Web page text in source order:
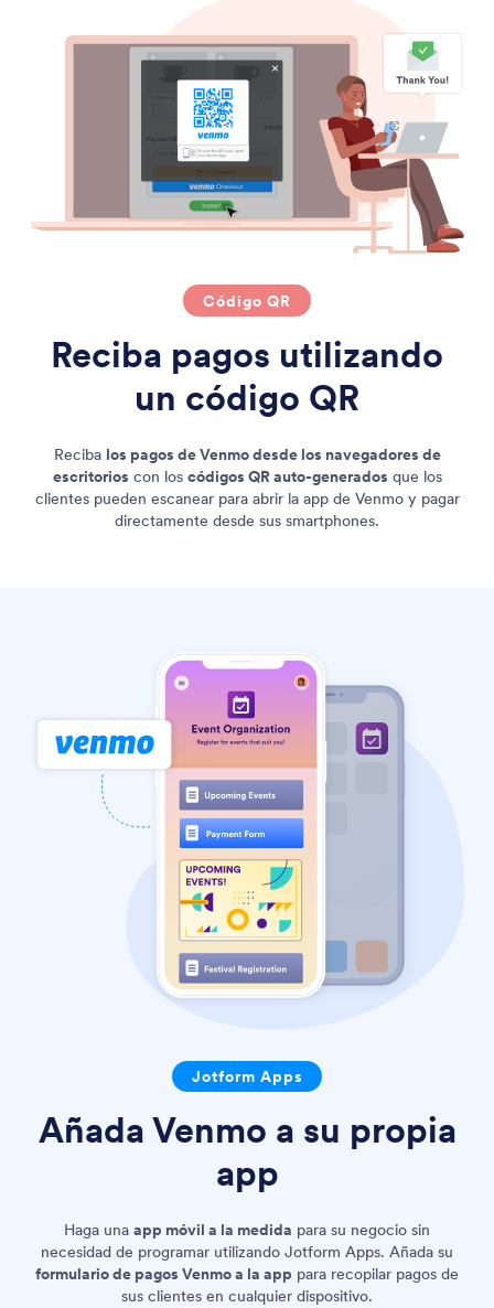
Código QR
Reciba pagos utilizando
un código QR
Reciba los pagos de Venmo desde los navegadores de
escritorios con los códigos QR auto-generados que los
clientes pueden escanear para abrir la app de Venmo y pagar
directamente desde sus smartphones.
Jotform Apps
Añada Venmo a su propia
app
Haga una app móvil a la medida para su negocio sin
necesidad de programar utilizando Jotform Apps. Añada su
formulario de pagos Venmo a la app para recopilar pagos de
sus clientes en cualquier dispositivo.